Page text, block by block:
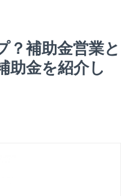
？補助金営業と
助金を紹介し